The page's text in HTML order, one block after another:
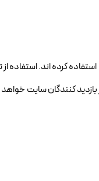
وجود دارد که از بيش از 6 يا 8 فريم در صفحه استفاده کرده
کنندگان سايت